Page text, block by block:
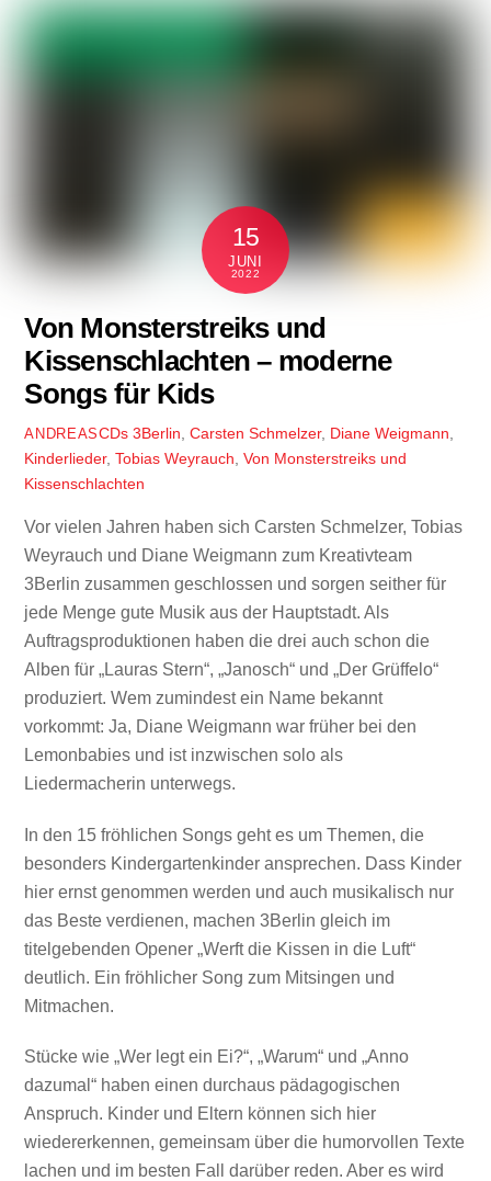
15
JUNI
2022
Von Monsterstreiks und
Kissenschlachten – moderne
Songs für Kids
ANDREASCDs 3Berlin, Carsten Schmelzer, Diane Weigmann,
Kinderlieder,Tobias Weyrauch,Von Monsterstreiks und
Kissenschlachten
Vor vielen Jahren haben sich Carsten Schmelzer, Tobias
Weyrauch und Diane Weigmann zum Kreativteam
3Berlin zusammen geschlossen und sorgen seither für
jede Menge gute Musik aus der Hauptstadt. Als
Auftragsproduktionen haben die drei auch schon die
Alben für „Lauras Stern“, „Janosch“ und „Der Grüffelo“
produziert. Wem zumindest ein Name bekannt
vorkommt: Ja, Diane Weigmann war früher bei den
Lemonbabies und ist inzwischen solo als
Liedermacherin unterwegs.
In den 15 fröhlichen Songs geht es um Themen, die
besonders Kindergartenkinder ansprechen. Dass Kinder
hier ernst genommen werden und auch musikalisch nur
das Beste verdienen, machen 3Berlin gleich im
titelgebenden Opener „Werft die Kissen in die Luft“
deutlich. Ein fröhlicher Song zum Mitsingen und
Mitmachen.
Stücke wie „Wer legt ein Ei?“, „Warum“ und „Anno
dazumal“ haben einen durchaus pädagogischen
Anspruch. Kinder und Eltern können sich hier
wiedererkennen, gemeinsam über die humorvollen Texte
lachen und im besten Fall darüber reden. Aber es wird